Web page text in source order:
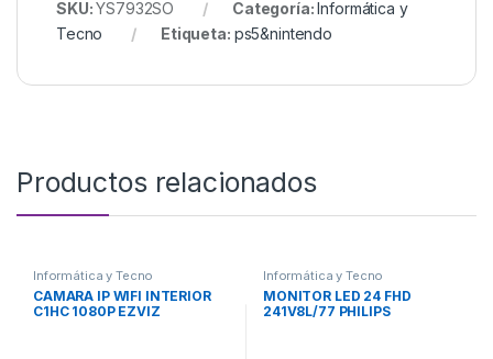
SKU:YS7932SO Categoría:Informática y
Tecno
Etiqueta: ps5&nintendo
Productos relacionados
Informática y Tecno
CAMARA IP WIFI INTERIOR
C1HC 1080P EZVIZ
Informática y Tecno
MONITOR LED 24 FHD
241V8L/77 PHILIPS